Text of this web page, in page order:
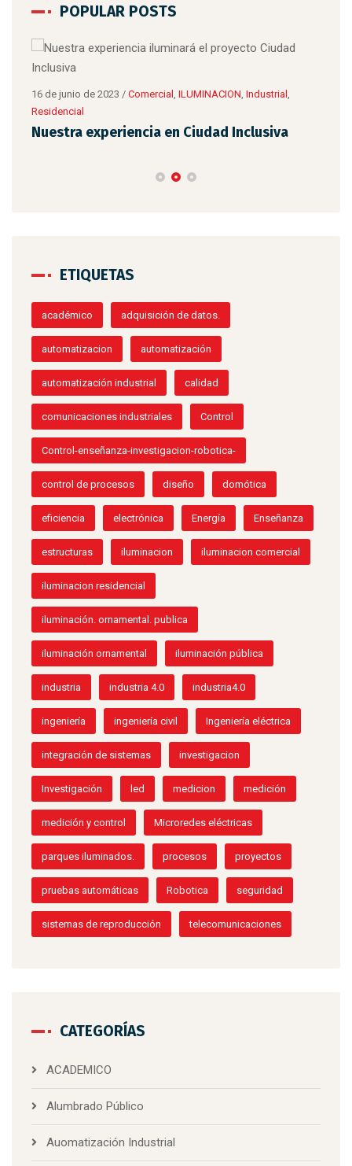
POPULAR POSTS
16 de junio de 2023 / Comercial , ILUMINACION, Industrial ,
Residencial
Nuestra experiencia en Ciudad Inclusiva
ETIQUETAS
académico adquisición de datos.
automatizacion automatización
automatización industrial calidad
comunicaciones industriales Control
Control-enseñanza-investigacion-robotica-
control de procesos diseño domótica
eficiencia electrónica Energía Enseñanza
estructuras iluminacion iluminacion comercial
iluminacion residencial
iluminación. ornamental. publica
iluminación ornamental iluminación pública
industria industria 4.0 industria4.0
ingeniería ingeniería civil Ingeniería eléctrica
integración de sistemas investigacion
Investigación led medicion medición
medición y control Microredes eléctricas
parques iluminados. procesos proyectos
pruebas automáticas Robotica seguridad
sistemas de reproducción telecomunicaciones
CATEGORÍAS
ACADEMICO
Alumbrado Público
Auomatización Industrial